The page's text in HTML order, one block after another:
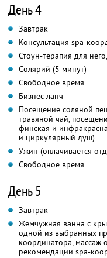
День 4
Завтрак
Консультация spa-
Стоун-терапия для
Солярий (5 минут)
Свободное время
Бизнес-ланч
Посещение соляной
травяной чай,
финская и
и циркулярный душ)
Ужин (оплачивается
Свободное время
День 5
Завтрак
Жемчужная ванна с
одной из выбранных
координатора, массаж
рекомендации spa-